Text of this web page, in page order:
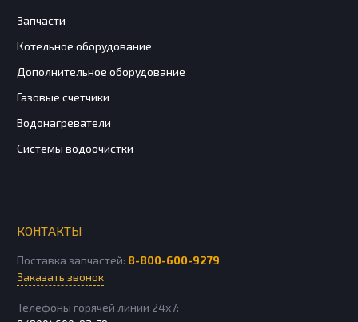
Запчасти
Котельное оборудование
Дополнительное оборудование
Газовые счетчики
Водонагреватели
Системы водоочистки
КОНТАКТЫ
Поставка запчастей: 8-800-600-9279
Заказать звонок
Телефоны горячей линии 24х7: